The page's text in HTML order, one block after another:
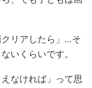
クリアしたら」…そ
いくらいです。
なければ」って思